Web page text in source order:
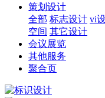
策划设计
全部 标志设计 vi
空间 其它设计
会议展览
其他服务
聚合页